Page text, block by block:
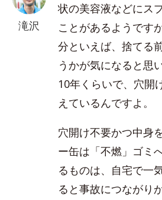
滝沢
状の美容液などにス
ことがあるようです
分といえば、捨てる
うかが気になると思
10年くらいで、穴開
えているんですよ。
穴開け不要かつ中身
ー缶は「不燃」ゴミ
るものは、自宅で一
ると事故につながり